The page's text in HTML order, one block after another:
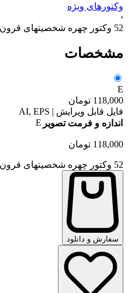
وکتورهای ویژه
›
52 وکتور چهره شخصیتهای قرون وسطی – وکتور نقاشی پرتره مردم قدیمی
مشخصات
E
118,000 تومان
فایل قابل ویرایش | AI, EPS
اندازه و فرمت تصویر E
118,000 تومان
52 وکتور چهره شخصیتهای قرون وسطی - وکتور نقاشی پرتره مردم قدیمی عدد
سفارش و دانلود